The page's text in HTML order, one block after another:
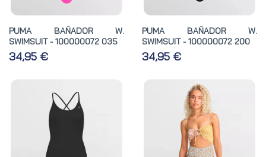
PUMA BAÑADOR W.
SWIMSUIT - 100000072 035
34,95 €
PUMA BAÑADOR W.
SWIMSUIT - 100000072 200
34,95 €